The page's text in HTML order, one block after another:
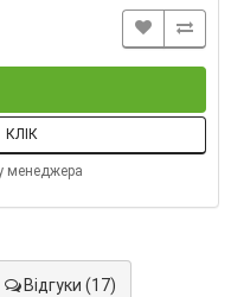
КЛІК
менеджера
Відгуки (17)